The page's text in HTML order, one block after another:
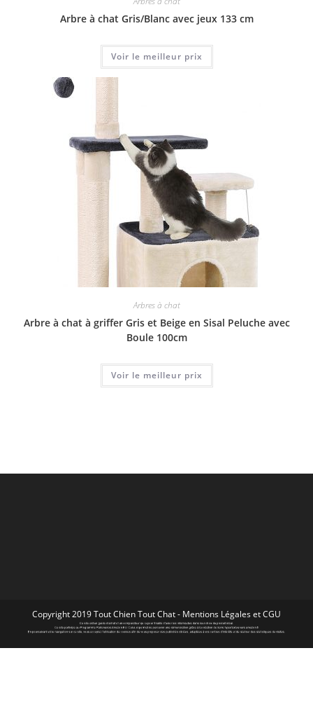
Arbre à chat Gris/Blanc avec jeux 133 cm
Voir le meilleur prix
Arbres à chat
Arbre à chat à griffer Gris et Beige en Sisal Peluche avec
Boule 100cm
Voir le meilleur prix
Copyright 2019 Tout Chien Tout Chat - Mentions Légales et CGU